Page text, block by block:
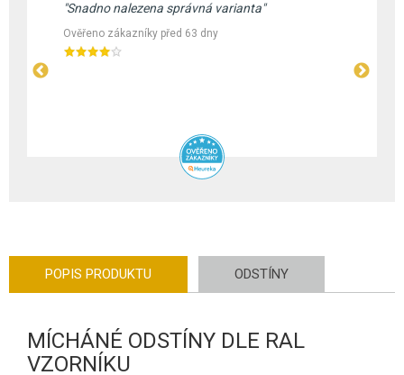
"Snadno nalezena správná varianta"
Ověřeno zákazníky před 63 dny
POPIS PRODUKTU ODSTÍNY
MÍCHÁNÉ ODSTÍNY DLE RAL
VZORNÍKU